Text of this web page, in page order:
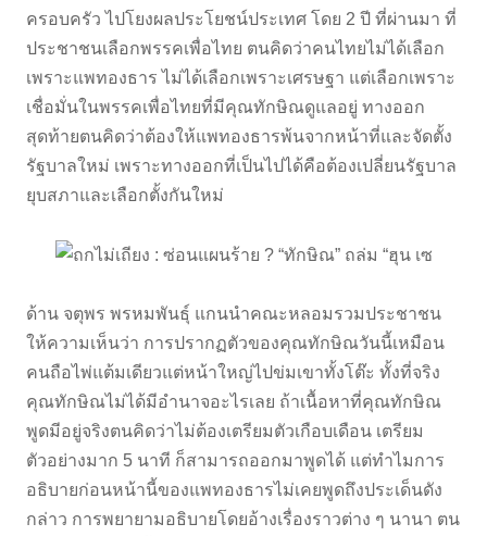
ครอบครัว ไปโยงผลประโยชน์ประเทศ โดย 2 ปี ที่ผ่านมา ที่
ประชาชนเลือกพรรคเพื่อไทย ตนคิดว่าคนไทยไม่ได้เลือก
เพราะแพทองธาร ไม่ได้เลือกเพราะเศรษฐา แต่เลือกเพราะ
เชื่อมั่นในพรรคเพื่อไทยที่มีคุณทักษิณดูแลอยู่ ทางออก
สุดท้ายตนคิดว่าต้องให้แพทองธารพ้นจากหน้าที่และจัดตั้ง
รัฐบาลใหม่ เพราะทางออกที่เป็นไปได้คือต้องเปลี่ยนรัฐบาล
ยุบสภาและเลือกตั้งกันใหม่
ด้าน จตุพร พรหมพันธุ์ แกนนำคณะหลอมรวมประชาชน
ให้ความเห็นว่า การปรากฏตัวของคุณทักษิณวันนี้เหมือน
คนถือไพ่แต้มเดียวแต่หน้าใหญ่ไปข่มเขาทั้งโต๊ะ ทั้งที่จริง
คุณทักษิณไม่ได้มีอำนาจอะไรเลย ถ้าเนื้อหาที่คุณทักษิณ
พูดมีอยู่จริงตนคิดว่าไม่ต้องเตรียมตัวเกือบเดือน เตรียม
ตัวอย่างมาก 5 นาที ก็สามารถออกมาพูดได้ แต่ทำไมการ
อธิบายก่อนหน้านี้ของแพทองธารไม่เคยพูดถึงประเด็นดัง
กล่าว การพยายามอธิบายโดยอ้างเรื่องราวต่าง ๆ นานา ตน